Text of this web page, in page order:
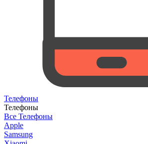
Телефоны
Телефоны
Все Телефоны
Apple
Samsung